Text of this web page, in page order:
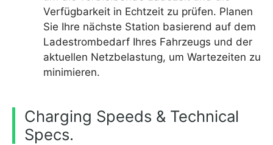
Verfügbarkeit in Echtzeit zu prüfen. Planen
Sie Ihre nächste Station basierend auf dem
Ladestrombedarf Ihres Fahrzeugs und der
aktuellen Netzbelastung, um Wartezeiten zu
minimieren.
Charging Speeds & Technical
Specs.